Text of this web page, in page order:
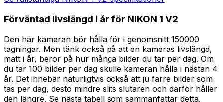
Förväntad livslängd i år för NIKON 1 V2
Den här kameran bör hålla för i genomsnitt 150000
tagningar. Men tänk också på att en kameras livslängd,
mätt i år, beror på hur många bilder du tar per dag. Om
du tar 100 bilder per dag skulle kameran hålla i nästan 4
år. Det innebär naturligtvis också att ju färre bilder som
tas per dag, desto mindre slits slutaren och därför håller
den längre. Se nästa tabell som sammanfattar detta.